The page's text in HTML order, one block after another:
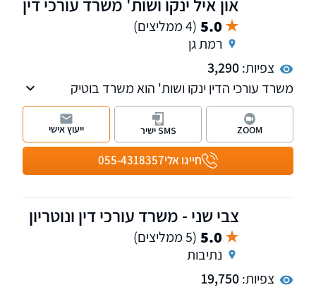
5.0 (4 ממליצים)
רמת גן
צפיות:3,290
משרד עורכי הדין ינקו ושות' הוא משרד בוטיק
העוסק בנדל"ן ומקרקעין, התחדשות עירונית
(תמ"א 38 ופינוי-בינוי) בדגש על ייצוג בעלי דירות,
ליטיגציה נדל"נית, וכן סכסוכי ירושה, צוואה
ואפוטרופסות. המשרד מעניק מעטפת משפטית
מקיפה ומותאמת אישית, תוך ליווי מסור וביטחון
חייגו אלי055-4318357
ZOOM SMS ישיר ייעוץ אישי
צבי שני - משרד עורכי דין ונוטריון
5.0 (5 ממליצים)
נתיבות
צפיות:19,750